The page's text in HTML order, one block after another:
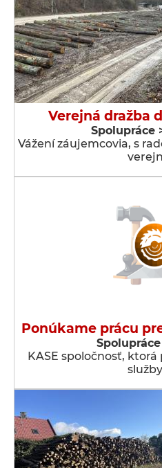
Verejná dražba
Spolupráce
Vážení záujemcovia, s
Ponúkame prácu
KASE spoločnosť,